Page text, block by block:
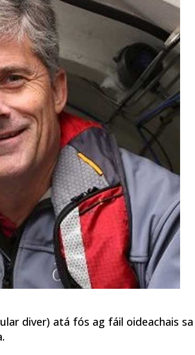
diver) atá fós ag fáil oideachais sa